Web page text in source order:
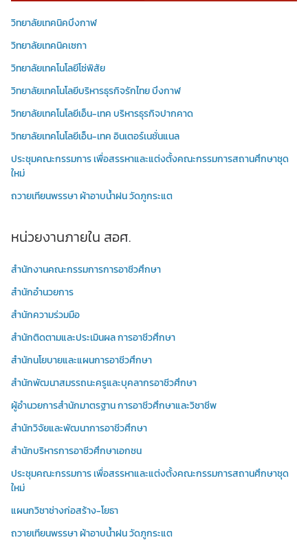
วิทยาลัยเทคนิคบึงกาฬ
วิทยาลัยเทคนิคเซกา
วิทยาลัยเทคโนโลยีโซ่พิสัย
วิทยาลัยเทคโนโลยีบริหารธุรกิจรักไทย บึงกาฬ
วิทยาลัยเทคโนโลยีเอ็น-เทค บริหารธุรกิจปากคาด
วิทยาลัยเทคโนโลยีเอ็น-เทค อินเตอร์เนชั่นแนล
ประชุมคณะกรรมการ เพื่อสรรหาและแต่งตั้งคณะกรรมการสถานศึกษาชุด
ใหม่
ถวายเทียนพรรษา ผ้าอาบน้ำฝน วัดภูกระแต
หน่วยงานภายใน สอศ.
สำนักงานคณะกรรมการการอาชีวศึกษา
สำนักอำนวยการ
สำนักความร่วมมือ
สำนักติดตามและประเมินผล การอาชีวศึกษา
สำนักนโยบายและแผนการอาชีวศึกษา
สำนักพัฒนาสมรรถนะครูและบุคลากรอาชีวศึกษา
ผู้อำนวยการสำนักมาตรฐาน การอาชีวศึกษาและวิชาชีพ
สำนักวิจัยและพัฒนาการอาชีวศึกษา
สำนักบริหารการอาชีวศึกษาเอกชน
ประชุมคณะกรรมการ เพื่อสรรหาและแต่งตั้งคณะกรรมการสถานศึกษาชุด
ใหม่
แผนกวิชาช่างก่อสร้าง-โยธา
ถวายเทียนพรรษา ผ้าอาบน้ำฝน วัดภูกระแต